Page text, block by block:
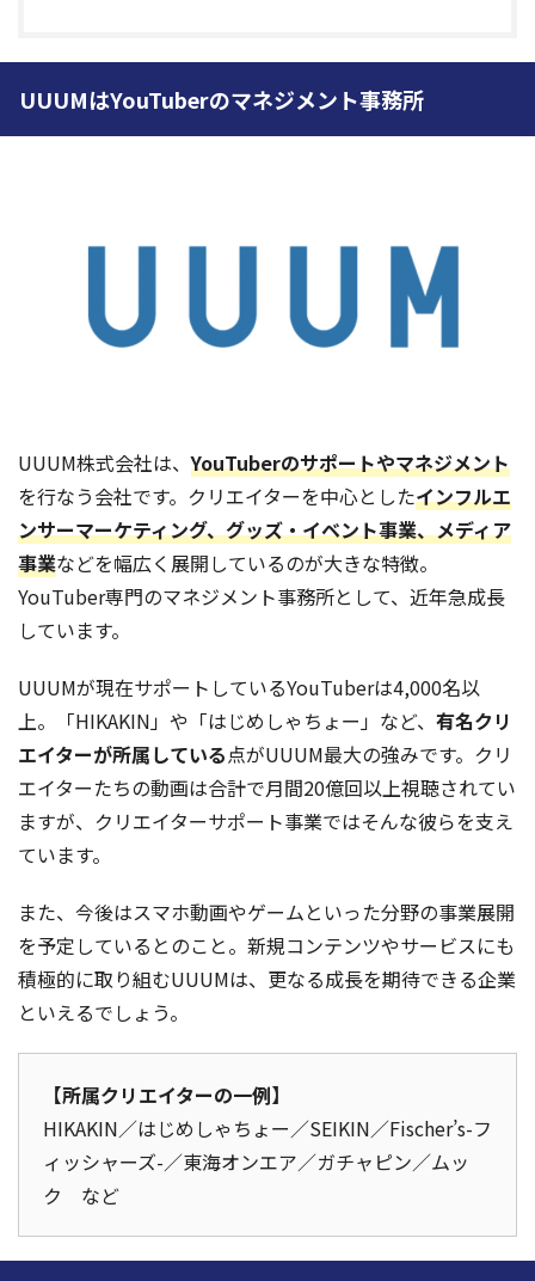
UUUMはYouTuberのマネジメント事務所
UUUM株式会社は、YouTuberのサポートやマネジメント
を行なう会社です。クリエイターを中心としたインフルエ
ンサーマーケティング、グッズ・イベント事業、メディア
事業などを幅広く展開しているのが大きな特徴。
YouTuber専門のマネジメント事務所として、近年急成長
しています。
UUUMが現在サポートしているYouTuberは4,000名以
上。「HIKAKIN」や「はじめしゃちょー」など、 有名クリ
エイターが所属している点がUUUM最大の強みです。クリ
エイターたちの動画は合計で月間20億回以上視聴されてい
ますが、クリエイターサポート事業ではそんな彼らを支え
ています。
また、今後はスマホ動画やゲームといった分野の事業展開
を予定しているとのこと。新規コンテンツやサービスにも
積極的に取り組むUUUMは、更なる成長を期待できる企業
といえるでしょう。
【所属クリエイターの一例】
HIKAKIN／はじめしゃちょー／SEIKIN／Fischer’s-フ
ィッシャーズ-／東海オンエア／ガチャピン／ムッ
ク など